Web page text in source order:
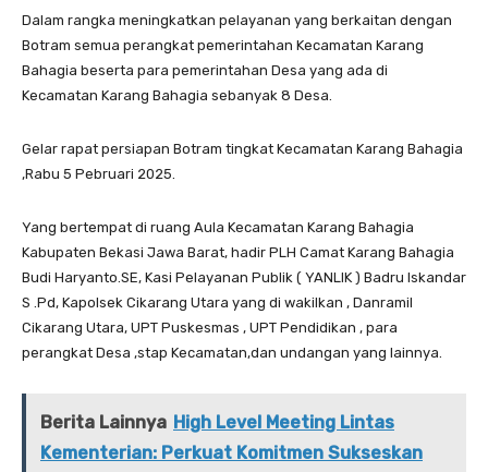
Dalam rangka meningkatkan pelayanan yang berkaitan dengan
Botram semua perangkat pemerintahan Kecamatan Karang
Bahagia beserta para pemerintahan Desa yang ada di
Kecamatan Karang Bahagia sebanyak 8 Desa.
Gelar rapat persiapan Botram tingkat Kecamatan Karang Bahagia
,Rabu 5 Pebruari 2025.
Yang bertempat di ruang Aula Kecamatan Karang Bahagia
Kabupaten Bekasi Jawa Barat, hadir PLH Camat Karang Bahagia
Budi Haryanto.SE, Kasi Pelayanan Publik ( YANLIK ) Badru Iskandar
S .Pd, Kapolsek Cikarang Utara yang di wakilkan , Danramil
Cikarang Utara, UPT Puskesmas , UPT Pendidikan , para
perangkat Desa ,stap Kecamatan,dan undangan yang lainnya.
Berita Lainnya High Level Meeting Lintas
Kementerian: Perkuat Komitmen Sukseskan